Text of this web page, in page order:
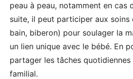
peau à peau, notamment en cas
suite, il peut participer aux soins
bain, biberon) pour soulager la
un lien unique avec le bébé. En
partager les tâches quotidiennes
familial.